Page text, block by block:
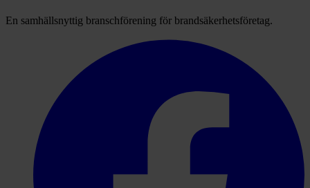
En samhällsnyttig branschförening för brandsäkerhetsföretag.